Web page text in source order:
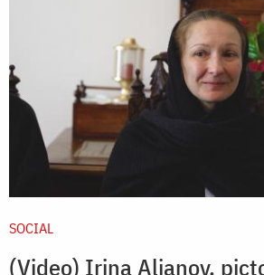
SOCIAL
(Video) Irina Alianov,